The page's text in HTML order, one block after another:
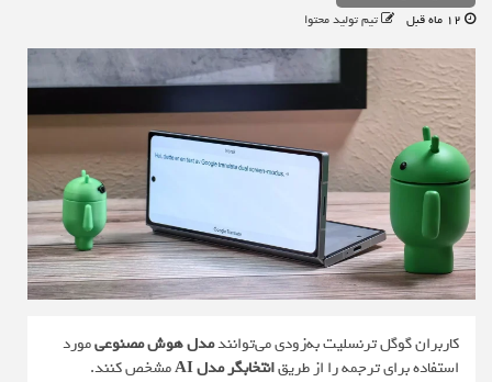
تیم تولید محتوا
کاربران گوگل ترنسلیت به‌زودی می‌توانندمدل هوش مصنوعیمورد
استفاده برای ترجمه را از طریقانتخابگر مدل AI
مشخص کنند.